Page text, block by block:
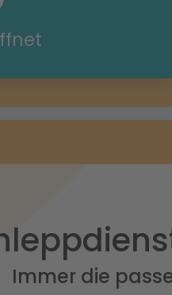
Immer die